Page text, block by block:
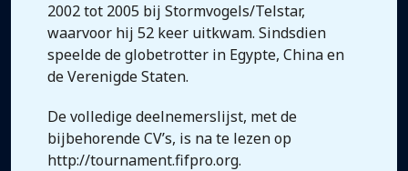
2002 tot 2005 bij Stormvogels/Telstar,
waarvoor hij 52 keer uitkwam. Sindsdien
speelde de globetrotter in Egypte, China en
de Verenigde Staten.
De volledige deelnemerslijst, met de
bijbehorende CV’s, is na te lezen op
http://tournament.fifpro.org.